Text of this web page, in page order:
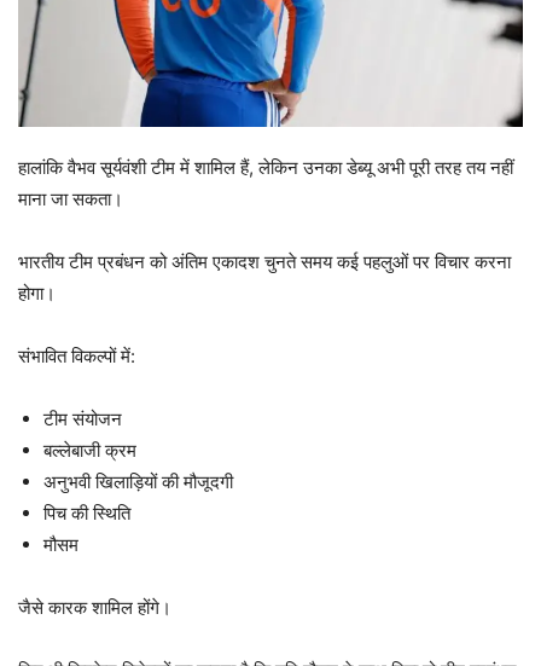
हालांकि वैभव सूर्यवंशी टीम में शामिल हैं, लेकिन उनका डेब्यू अभी पूरी तरह तय नहीं
माना जा सकता।
भारतीय टीम प्रबंधन को अंतिम एकादश चुनते समय कई पहलुओं पर विचार करना
होगा।
संभावित विकल्पों में:
टीम संयोजन
बल्लेबाजी क्रम
अनुभवी खिलाड़ियों की मौजूदगी
पिच की स्थिति
मौसम
जैसे कारक शामिल होंगे।